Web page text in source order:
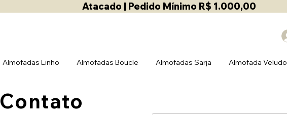
Atacado | Pedido Mínimo R$ 1.000,00
Almofadas Linho Almofadas Boucle Almofadas Sarja Almofada Veludo
Contato